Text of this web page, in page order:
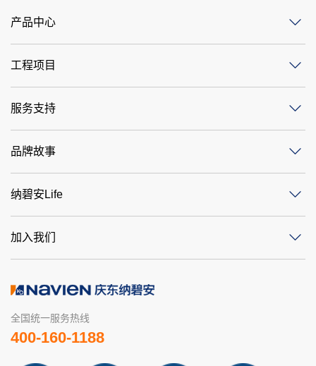
产品中心
工程项目
服务支持
品牌故事
纳碧安Life
加入我们
全国统一服务热线
400-160-1188